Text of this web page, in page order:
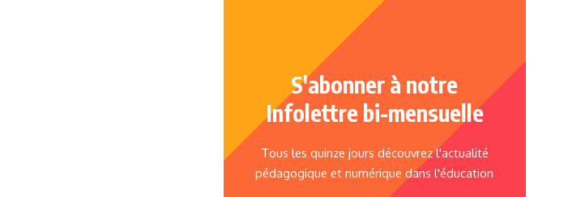
S'abonner à notre
Infolettre bi-mensuelle
Tous les quinze jours découvrez l'actualité
pédagogique et numérique dans l'éducation